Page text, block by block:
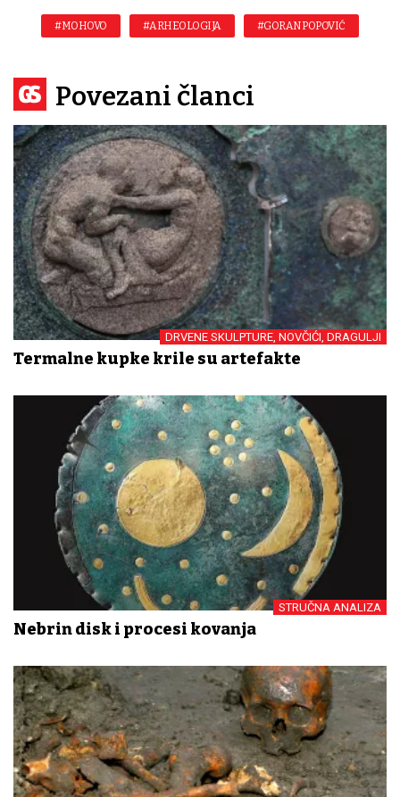
#MOHOVO #ARHEOLOGIJA #GORAN POPOVIĆ
Povezani članci
DRVENE SKULPTURE, NOVČIĆI, DRAGULJI
Termalne kupke krile su artefakte
STRUČNA ANALIZA
Nebrin disk i procesi kovanja